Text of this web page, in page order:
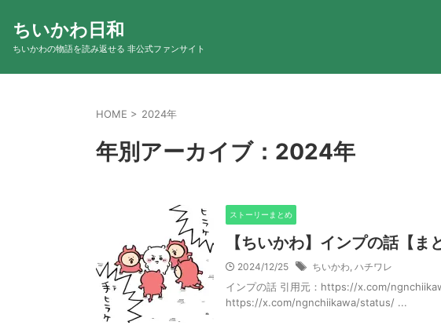
ちいかわ日和
ちいかわの物語を読み返せる 非公式ファンサイト
HOME > 2024年
年別アーカイブ：2024年
ストーリーまとめ
【ちいかわ】インプの話【ま
2024/12/25 ちいかわ, ハチワレ
インプの話 引用元：https://x.com/
https://x.com/ngnchiikawa/status/ ...